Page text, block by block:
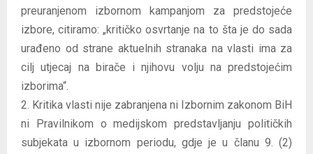
preuranjenom izbornom kampanjom za predstojeće
izbore, citiramo: „kritičko osvrtanje na to šta je do sada
urađeno od strane aktuelnih stranaka na vlasti ima za
cilj utjecaj na birače i njihovu volju na predstojećim
izborima“.
2. Kritika vlasti nije zabranjena ni Izbornim zakonom BiH
ni Pravilnikom o medijskom predstavljanju političkih
subjekata u izbornom periodu, gdje je u članu 9. (2)